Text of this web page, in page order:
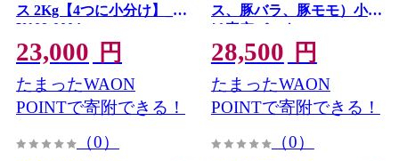
ス 2Kg【4つに小分け】_
Y109-0004
23,000 円
たまったWAON
POINTで寄附できる！
（0）
ス、豚バラ、豚モモ）小分
け真空パック
28,500 円
たまったWAON
POINTで寄附できる！
（0）